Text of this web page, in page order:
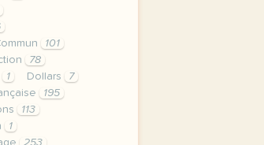
101
78
1 Dollars
7
195
113
1
253